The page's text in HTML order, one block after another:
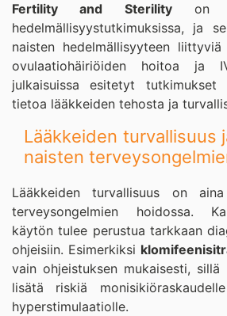
Fertility and Sterilityon
hedelmällisyystutkimuksissa, ja
naisten hedelmällisyyteen
ovulaatiohäiriöiden hoitoa ja
julkaisuissa esitetyt tutkimukset
tietoa lääkkeiden tehosta ja
Lääkkeiden turvallisuus
naisten
Lääkkeiden turvallisuus on
terveysongelmien hoidossa.
käytön tulee perustua tarkkaan
ohjeisiin. Esimerkiksi
vain ohjeistuksen mukaisesti,
lisätä riskiä
hyperstimulaatiolle.